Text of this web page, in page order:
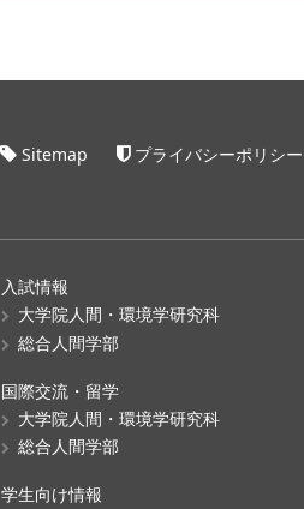
Sitemap プライバシーポリシー
入試情報
大学院人間・環境学研究科
総合人間学部
国際交流・留学
大学院人間・環境学研究科
総合人間学部
学生向け情報